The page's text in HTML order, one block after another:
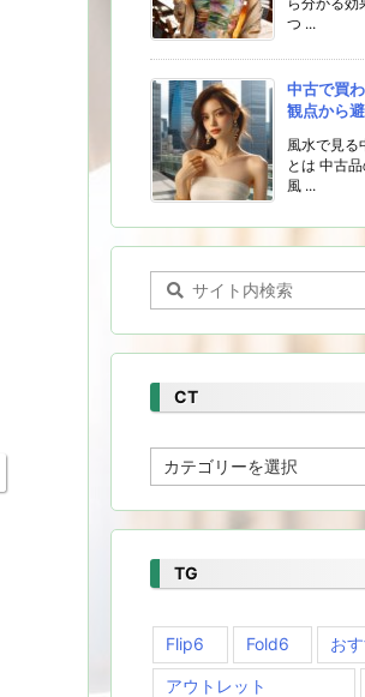
つ ...
中古で買
観点から
風水で見る
とは 中古
風 ...
CT
CT
TG
Flip6 Fold6 お
アウトレット